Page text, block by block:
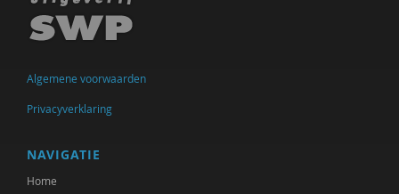
Otto Dellemann
Willem den Hartog
Josje Dikkers
Algemene voorwaarden
Privacyverklaring
NAVIGATIE
Home